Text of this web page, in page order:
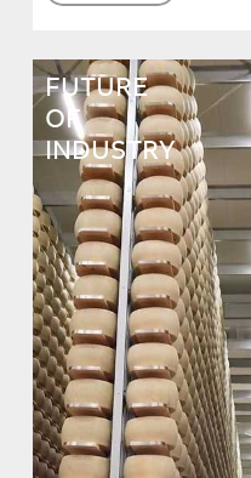
FUTURE
OF
INDUSTRY